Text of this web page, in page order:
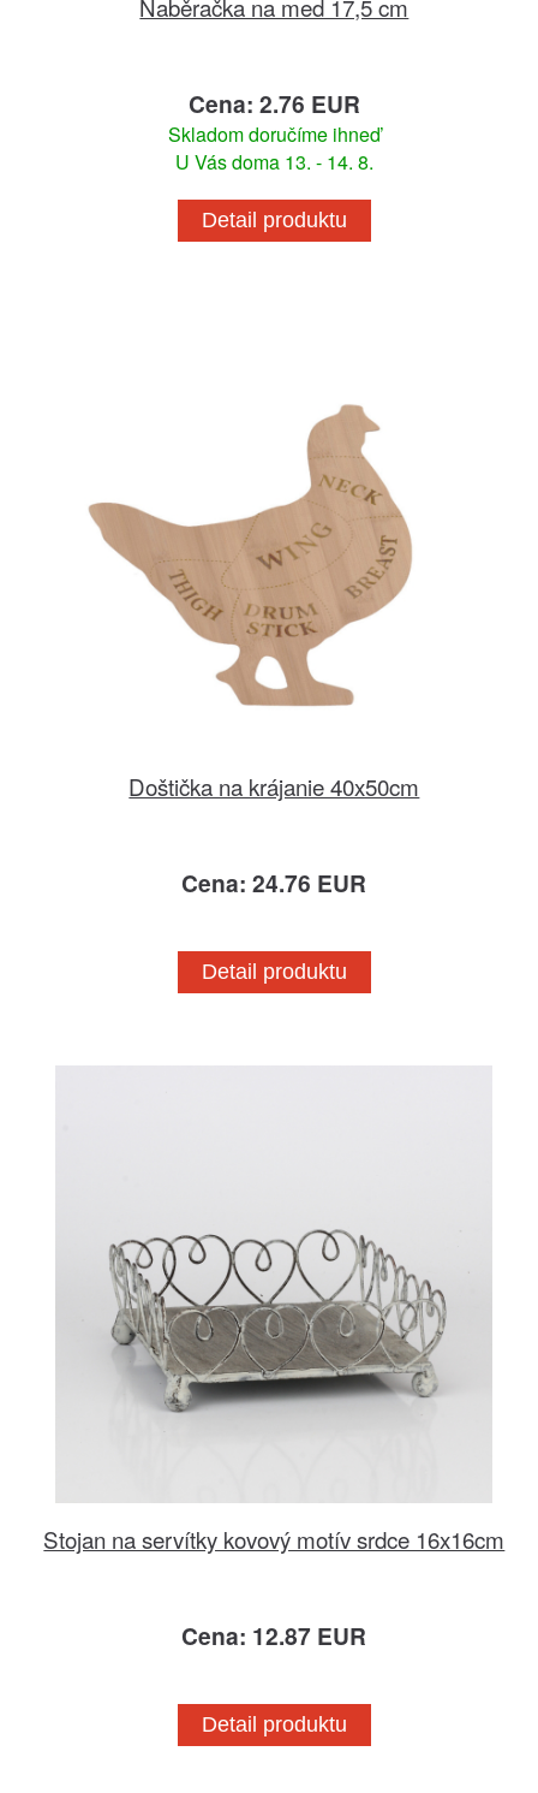
Cena: 2.76 EUR
Skladom doručíme ihneď
U Vás doma 13. - 14. 8.
Detail produktu
Doštička na krájanie 40x50cm
Cena: 24.76 EUR
Detail produktu
Stojan na servítky kovový motív srdce 16x16cm
Cena: 12.87 EUR
Detail produktu